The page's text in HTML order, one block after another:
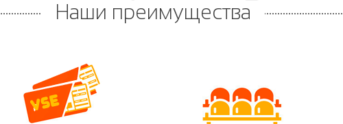
Наши преимущества